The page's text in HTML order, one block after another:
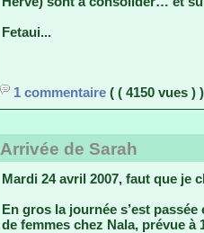
Fetaui...
1 commentaire ( ( 4150 vues ) )
Arrivée de Sarah
Mardi 24 avril 2007, faut que je
En gros la journée s’est
de femmes chez Nala, prévue à